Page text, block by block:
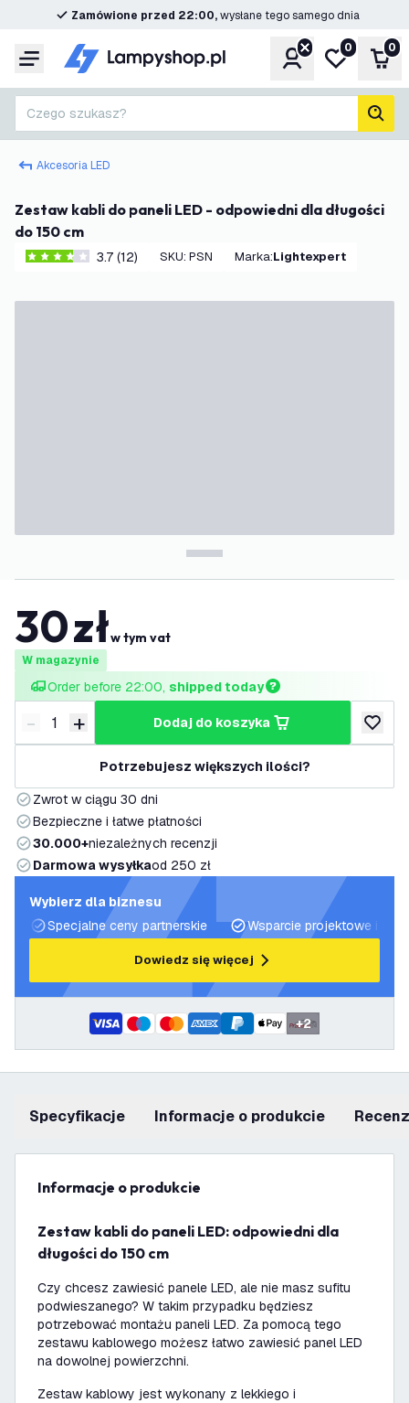
Zamówione przed 22:00,wysłane tego samego dnia
Menu KontoMoja lista
0 0
Czego szukasz?
Akcesoria LED
Zestaw kabli do paneli LED - odpowiedni dla długości
do 150 cm
3.7 Gwiazdki oceny
3.7 (12) SKU: PSN Marka: Lightexpert
30złw tym vat
W magazynie
Order before 22:00, shipped today
Zmniejsz ilość
- Zwiększ ilość
+ dodaj do koszyka
dodaj
Potrzebujesz większych ilości?
Zwrot w ciągu 30 dni
Bezpieczne i łatwe płatności
30.000+niezależnych recenzji
Darmowa wysyłkaod 250 zł
Wybierz dla biznesu
Specjalne ceny partnerskie
Wsparcie projektowe i
Dowiedz się więcej
+2
Specyfikacje informacje o produkcie
informacje o produkcie
Zestaw kabli do paneli LED: odpowiedni dla
długości do 150 cm
Czy chcesz zawiesić panele LED, ale nie masz sufitu
podwieszanego? W takim przypadku będziesz
potrzebować montażu paneli LED. Za pomocą tego
zestawu kablowego możesz łatwo zawiesić panel LED
na dowolnej powierzchni.
Zestaw kablowy jest wykonany z lekkiego i